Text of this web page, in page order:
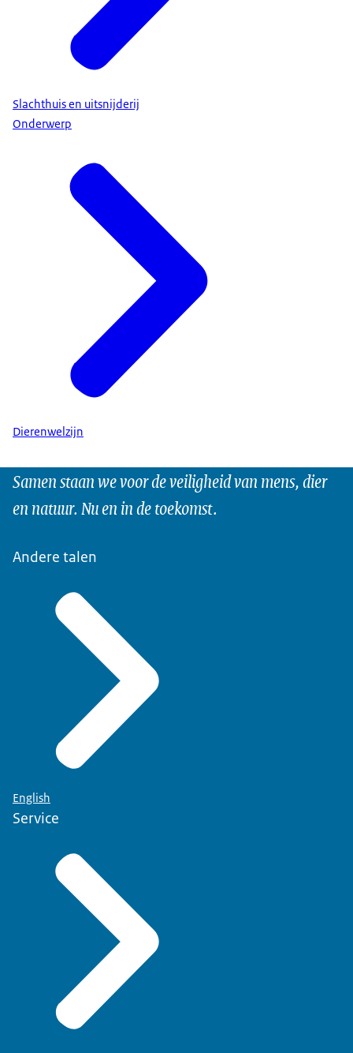
Slachthuis en uitsnijderij
Onderwerp
Dierenwelzijn
Samen staan we voor de veiligheid van mens, dier
en natuur. Nu en in de toekomst.
Andere talen
English
Service